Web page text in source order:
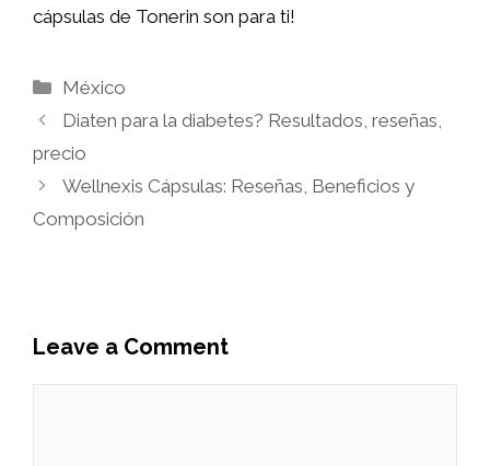
cápsulas de Tonerin son para ti!
Categories
México
Diaten para la diabetes? Resultados, reseñas,
precio
Wellnexis Cápsulas: Reseñas, Beneficios y
Composición
Leave a Comment